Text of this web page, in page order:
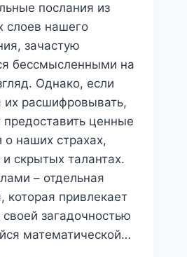
послания из
слоев нашего
зачастую
бессмысленными на
Однако, если
их расшифровывать,
предоставить ценные
о наших страхах,
скрытых талантах.
– отдельная
которая привлекает
загадочностью
математической…